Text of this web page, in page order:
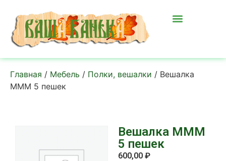
Главная / Мебель / Полки, вешалки / Вешалка
МММ 5 пешек
Вешалка МММ
5 пешек
600,00 ₽